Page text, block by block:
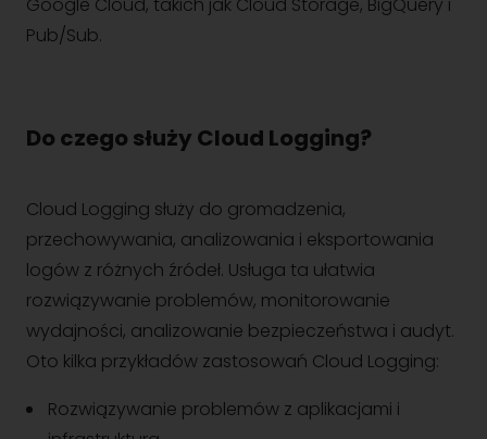
Pub/Sub.
Do czego służy Cloud Logging?
Cloud Logging służy do gromadzenia,
przechowywania, analizowania i eksportowania
logów z różnych źródeł. Usługa ta ułatwia
rozwiązywanie problemów, monitorowanie
wydajności, analizowanie bezpieczeństwa i audyt.
Oto kilka przykładów zastosowań Cloud Logging:
Rozwiązywanie problemów z aplikacjami i